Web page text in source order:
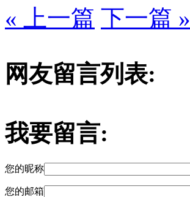
« 上一篇 下一篇 »
网友留言列表:
我要留言:
您的昵称
您的邮箱